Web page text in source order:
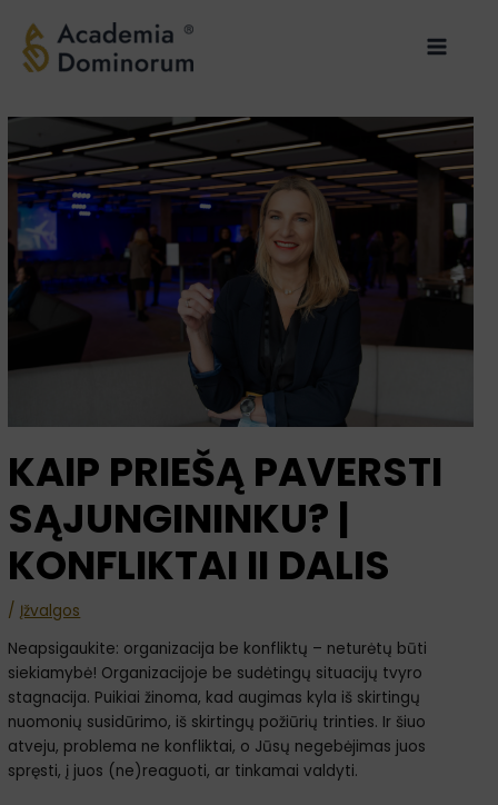
prie
turinio
Menu
KAIP PRIEŠĄ PAVERSTI
SĄJUNGININKU? |
KONFLIKTAI II DALIS
/Įžvalgos
Neapsigaukite: organizacija be konfliktų – neturėtų būti
siekiamybė! Organizacijoje be sudėtingų situacijų tvyro
stagnacija. Puikiai žinoma, kad augimas kyla iš skirtingų
nuomonių susidūrimo, iš skirtingų požiūrių trinties. Ir šiuo
atveju, problema ne konfliktai, o Jūsų negebėjimas juos
spręsti, į juos (ne)reaguoti, ar tinkamai valdyti.